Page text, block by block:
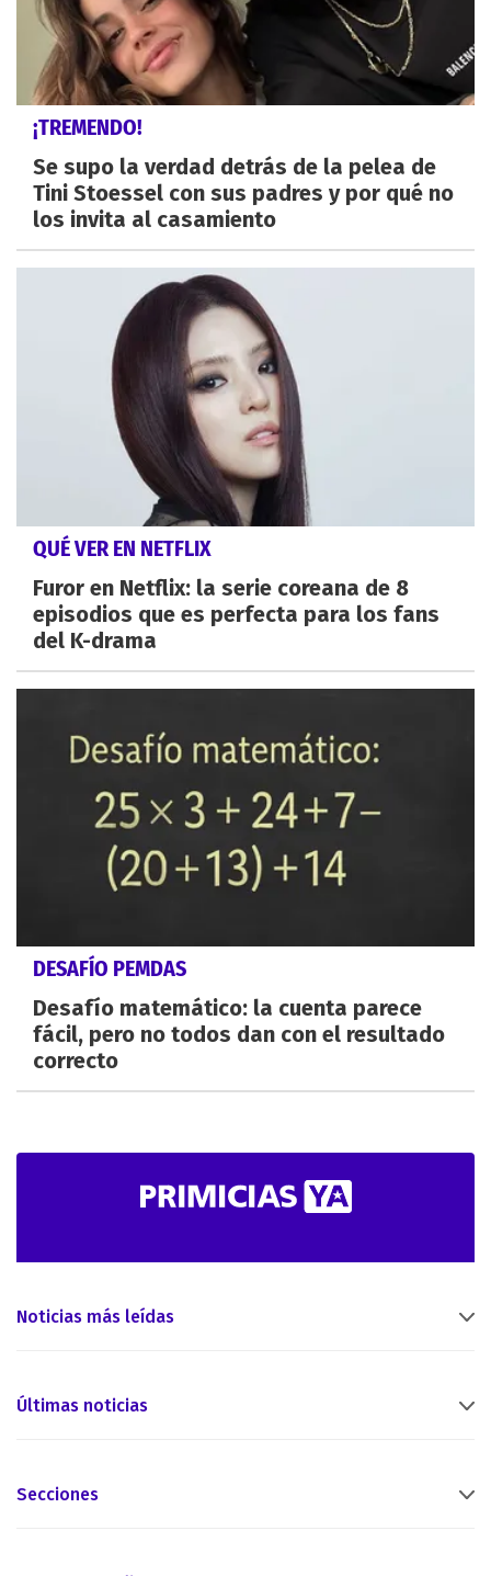
¡TREMENDO!
Se supo la verdad detrás de la pelea de
Tini Stoessel con sus padres y por qué no
los invita al casamiento
QUÉ VER EN NETFLIX
Furor en Netflix: la serie coreana de 8
episodios que es perfecta para los fans
del K-drama
DESAFÍO PEMDAS
Desafío matemático: la cuenta parece
fácil, pero no todos dan con el resultado
correcto
Noticias más leídas
Últimas noticias
Secciones